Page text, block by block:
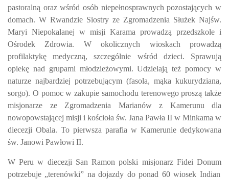
pastoralną oraz wśród osób niepełnosprawnych pozostających w
domach. W Rwandzie Siostry ze Zgromadzenia Służek Najśw.
Maryi Niepokalanej w misji Karama prowadzą przedszkole i
Ośrodek Zdrowia. W okolicznych wioskach prowadzą
profilaktykę medyczną, szczególnie wśród dzieci. Sprawują
opiekę nad grupami młodzieżowymi. Udzielają też pomocy w
naturze najbardziej potrzebującym (fasola, mąka kukurydziana,
sorgo). O pomoc w zakupie samochodu terenowego proszą także
misjonarze ze Zgromadzenia Marianów z Kamerunu dla
nowopowstającej misji i kościoła św. Jana Pawła II w Minkama w
diecezji Obala. To pierwsza parafia w Kamerunie dedykowana
św. Janowi Pawłowi II.
W Peru w diecezji San Ramon polski misjonarz Fidei Donum
potrzebuje „terenówki” na dojazdy do ponad 60 wiosek Indian